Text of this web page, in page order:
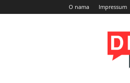
O nama Impressum